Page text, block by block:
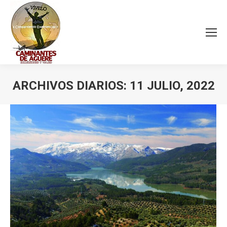
ARCHIVOS DIARIOS: 11 JULIO, 2022